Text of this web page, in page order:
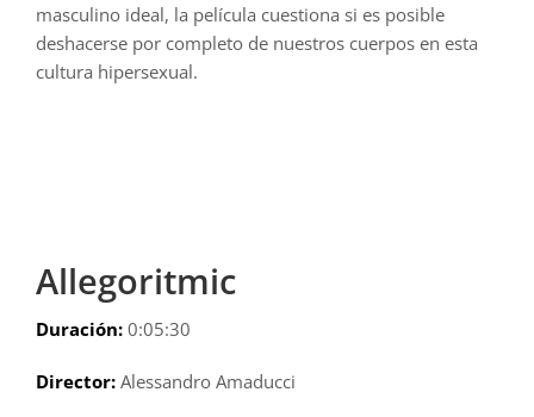
masculino ideal, la película cuestiona si es posible
deshacerse por completo de nuestros cuerpos en esta
cultura hipersexual.
Allegoritmic
Duración: 0:05:30
Director:Alessandro Amaducci